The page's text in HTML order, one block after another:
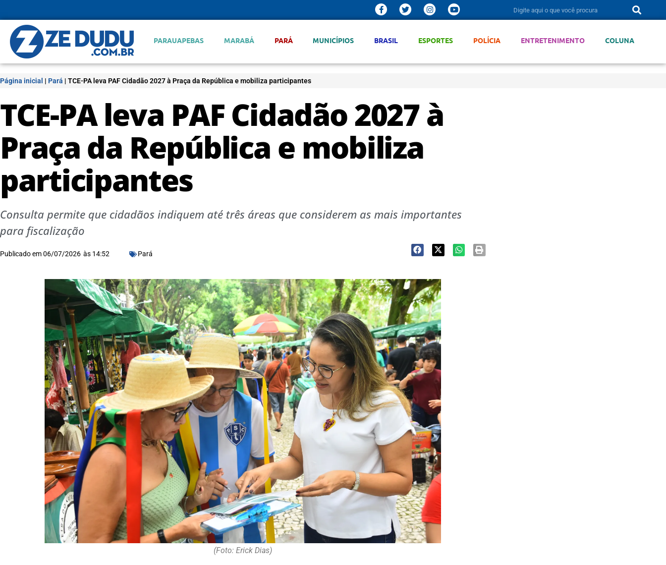
PARAUAPEBAS MARABÁ PARÁ MUNICÍPIOS BRASIL ESPORTES POLÍCIA ENTRETENIMENTO COLUNA
Página inicial | Pará | TCE-PA leva PAF Cidadão 2027 à Praça da República e mobiliza participantes
TCE-PA leva PAF Cidadão 2027 à
Praça da República e mobiliza
participantes
Consulta permite que cidadãos indiquem até três áreas que considerem as mais importantes
para fiscalização
Publicado em06/07/2026 às 14:52 Pará
(Foto: Erick Dias)